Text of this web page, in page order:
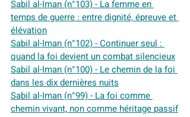
Sabil al-Iman (n°103) - La femme en
temps de guerre : entre dignité, épreuve et
élévation
Sabil al-Iman (n°102) - Continuer seul :
quand la foi devient un combat silencieux
Sabil al-Iman (n°100) - Le chemin de la foi
dans les dix dernières nuits
Sabil al-Iman (n°99) - La foi comme
chemin vivant, non comme héritage passif